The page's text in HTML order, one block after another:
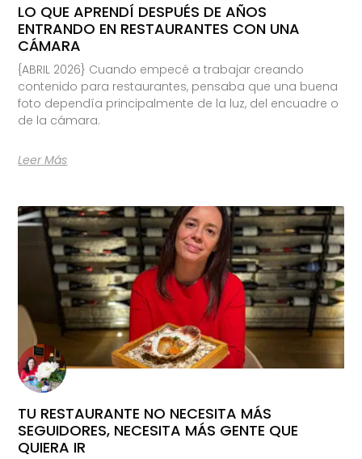
LO QUE APRENDÍ DESPUÉS DE AÑOS
ENTRANDO EN RESTAURANTES CON UNA
CÁMARA
{ABRIL 2026} Cuando empecé a trabajar creando
contenido para restaurantes, pensaba que una buena
foto dependía principalmente de la luz, del encuadre o
de la cámara.
Leer Más
TU RESTAURANTE NO NECESITA MÁS
SEGUIDORES, NECESITA MÁS GENTE QUE
QUIERA IR